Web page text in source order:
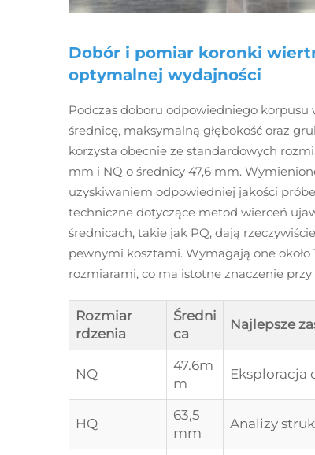
Dobór i pomiar koronki
optymalnej wydajności
Podczas doboru odpowiedniego
średnicę, maksymalną głębokość oraz
korzysta obecnie ze standardowych
mm i NQ o średnicy 47,6 mm.
uzyskiwaniem odpowiedniej jakości
techniczne dotyczące metod wierceń
średnicach, takie jak PQ, dają
pewnymi kosztami. Wymagają one
rozmiarami, co ma istotne znaczenie
Rozmiar
rdzenia
Średni
ca
Najlepsze
NQ
47.6m
m
Eksploracja
HQ
63,5
mm
Analizy